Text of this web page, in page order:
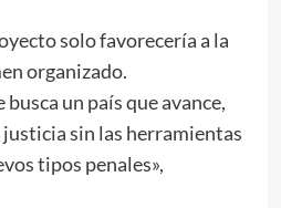
solo favorecería a la
organizado.
un país que avance,
justicia sin las herramientas
tipos penales»,